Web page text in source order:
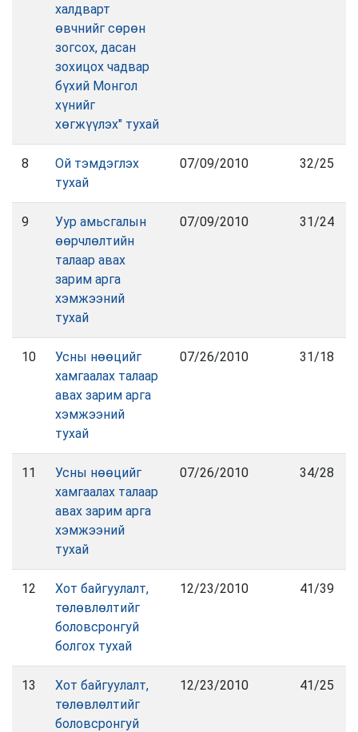
халдварт
өвчнийг сөрөн
зогсох, дасан
зохицох чадвар
бүхий Монгол
хүнийг
хөгжүүлэх" тухай
8
Ой тэмдэглэх
тухай
07/09/2010 32/25
9
Уур амьсгалын
өөрчлөлтийн
талаар авах
зарим арга
хэмжээний
тухай
07/09/2010 31/24
10
Усны нөөцийг
хамгаалах талаар
авах зарим арга
хэмжээний
тухай
07/26/2010 31/18
11
Усны нөөцийг
хамгаалах талаар
авах зарим арга
хэмжээний
тухай
07/26/2010 34/28
12
Хот байгуулалт,
төлөвлөлтийг
боловсронгуй
болгох тухай
12/23/2010 41/39
13
Хот байгуулалт,
төлөвлөлтийг
боловсронгуй
12/23/2010 41/25